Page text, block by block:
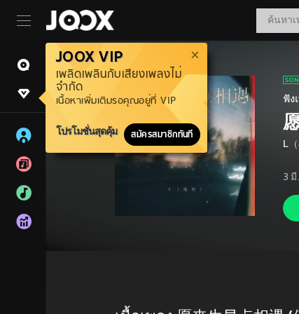
JOOX VIP
เพลิดเพลินกับเสียงเพลงไม่
จำกัด
เนื้อหาเพิ่มเติมรอคุณอยู่ที่ VIP
โปรโมชั่นสุดคุ้ม สมัครสมาชิกทันที
ฟัง
L（
3 มี